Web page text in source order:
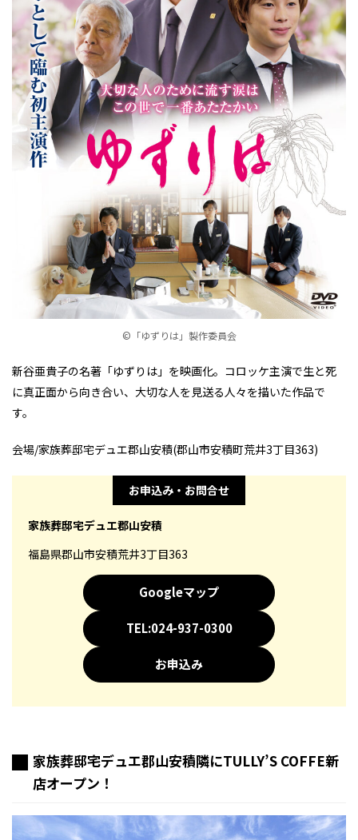
©「ゆずりは」製作委員会
新谷亜貴子の名著「ゆずりは」を映画化。コロッケ主演で生と死
に真正面から向き合い、大切な人を見送る人々を描いた作品で
す。
会場/家族葬邸宅デュエ郡山安積(郡山市安積町荒井3丁目363)
お申込み・お問合せ
家族葬邸宅デュエ郡山安積
福島県郡山市安積荒井3丁目363
Googleマップ
TEL:024-937-0300
お申込み
家族葬邸宅デュエ郡山安積隣にTULLY’S COFFE新
店オープン！